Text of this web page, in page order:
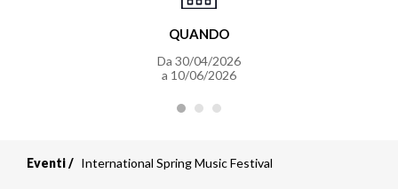
QUANDO
Da 30/04/2026
a 10/06/2026
Eventi International Spring Music Festival